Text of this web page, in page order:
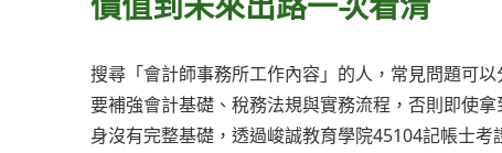
搜尋「會計師事務所工作內容」的人，常見問題可
要補強會計基礎、稅務法規與實務流程，否則即使
身沒有完整基礎，透過峻誠教育學院45104記帳士考